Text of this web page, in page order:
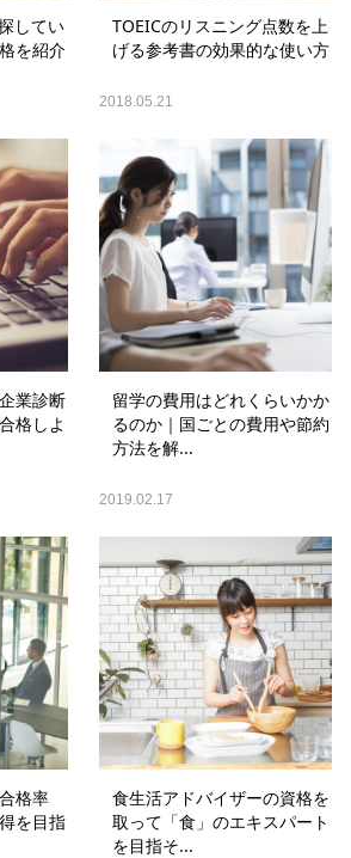
してい
を紹介
TOEICのリスニング点数を上
げる参考書の効果的な使い方
2018.05.21
業診断
格しよ
留学の費用はどれくらいかか
るのか｜国ごとの費用や節約
方法を解...
2019.02.17
格率
を目指
食生活アドバイザーの資格を
取って「食」のエキスパート
を目指そ...